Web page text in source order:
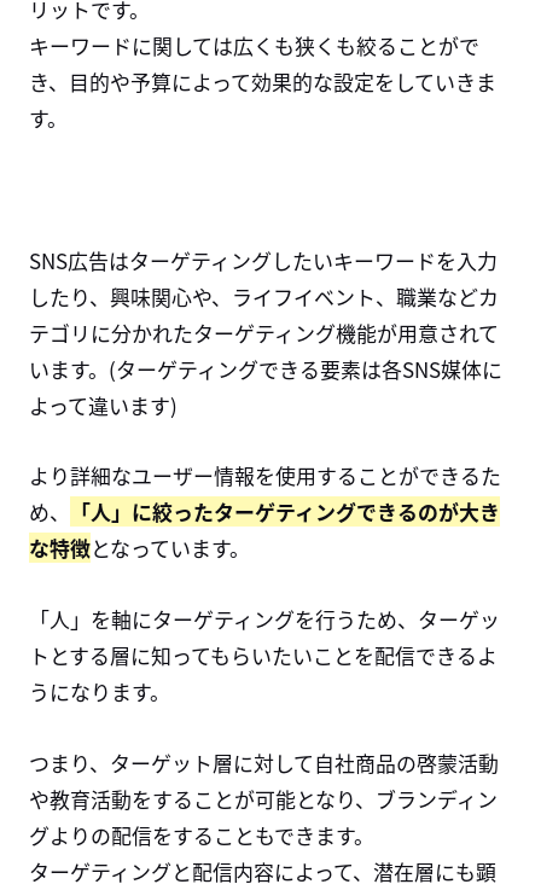
リットです。
キーワードに関しては広くも狭くも絞ることがで
き、目的や予算によって効果的な設定をしていきま
す。
SNS広告はターゲティングしたいキーワードを入力
したり、興味関心や、ライフイベント、職業などカ
テゴリに分かれたターゲティング機能が用意されて
います。(ターゲティングできる要素は各SNS媒体に
よって違います)
より詳細なユーザー情報を使用することができるた
め、
「人」に絞ったターゲティングできるのが大き
な特徴となっています。
「人」を軸にターゲティングを行うため、ターゲッ
トとする層に知ってもらいたいことを配信できるよ
うになります。
つまり、ターゲット層に対して自社商品の啓蒙活動
や教育活動をすることが可能となり、ブランディン
グよりの配信をすることもできます。
ターゲティングと配信内容によって、潜在層にも顕